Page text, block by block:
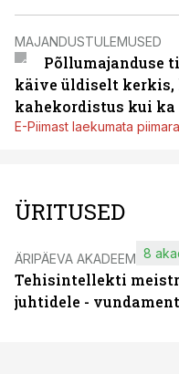
MAJANDUSTULEMUSED
Põllumajanduse
käive üldiselt kerkis,
kahekordistus kui ka
E-Piimast laekumata
ÜRITUSED
ÄRIPÄEVA AKADEEMIA
Tehisintellekti
juhtidele - vundament
8